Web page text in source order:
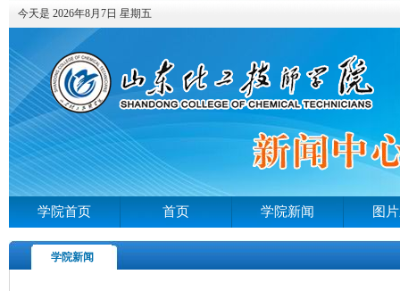
今天是 2026年8月7日 星期五
学院首页 首页 学院新闻 图
学院新闻